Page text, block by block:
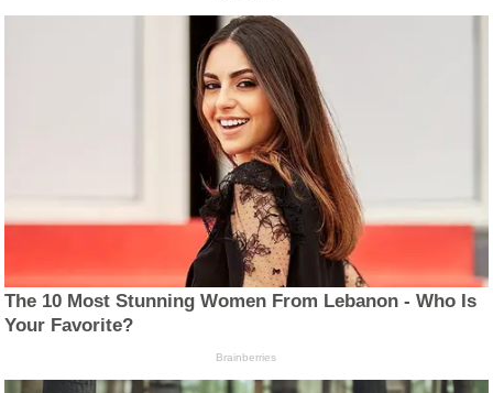
The 10 Most Stunning Women From Lebanon - Who Is
Your Favorite?
Brainberries